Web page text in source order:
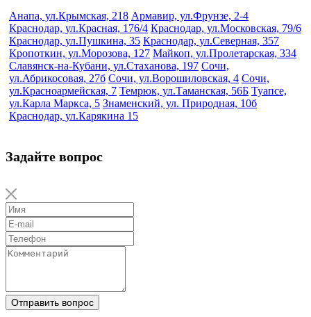
Анапа, ул.Крымская, 218 Армавир, ул.Фрунзе, 2-4
Краснодар, ул.Красная, 176/4 Краснодар, ул.Московская, 79/6
Краснодар, ул.Пушкина, 35 Краснодар, ул.Северная, 357
Кропоткин, ул.Морозова, 127 Майкоп, ул.Пролетарская, 334
Славянск-на-Кубани, ул.Стаханова, 197 Сочи,
ул.Абрикосовая, 27б Сочи, ул.Ворошиловская, 4 Сочи,
ул.Красноармейская, 7 Темрюк, ул.Таманская, 56Б Туапсе,
ул.Карла Маркса, 5 Знаменский, ул. Природная, 10б
Краснодар, ул.Карякина 15
Задайте вопрос
Отправить вопрос